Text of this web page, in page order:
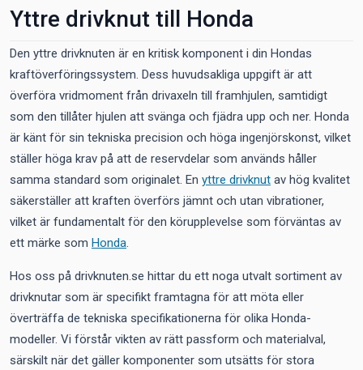
Yttre drivknut till Honda
Den yttre drivknuten är en kritisk komponent i din Hondas
kraftöverföringssystem. Dess huvudsakliga uppgift är att
överföra vridmoment från drivaxeln till framhjulen, samtidigt
som den tillåter hjulen att svänga och fjädra upp och ner. Honda
är känt för sin tekniska precision och höga ingenjörskonst, vilket
ställer höga krav på att de reservdelar som används håller
samma standard som originalet. En yttre drivknut av hög kvalitet
säkerställer att kraften överförs jämnt och utan vibrationer,
vilket är fundamentalt för den körupplevelse som förväntas av
ett märke som Honda.
Hos oss på drivknuten.se hittar du ett noga utvalt sortiment av
drivknutar som är specifikt framtagna för att möta eller
överträffa de tekniska specifikationerna för olika Honda-
modeller. Vi förstår vikten av rätt passform och materialval,
särskilt när det gäller komponenter som utsätts för stora